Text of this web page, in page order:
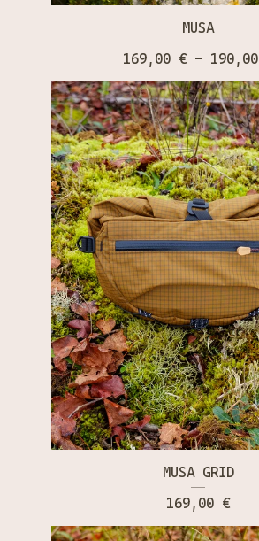
MUSA
169,00 €- 190,00
MUSA GRID
169,00 €